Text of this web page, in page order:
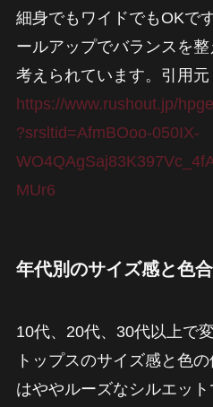
細身でもワイドでもOKで
ールアップでバランスを
考えられています。引用元
https://www.rushout.jp/
?srsltid=AfmBOoo-050IX-
MUr6
年代別のサイズ感と色
10代、20代、30代以上で
トップスのサイズ感と色
はややルーズなシルエッ